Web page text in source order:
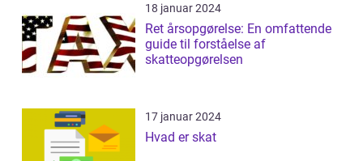
18 januar 2024
Ret årsopgørelse: En omfattende
guide til forståelse af
skatteopgørelsen
17 januar 2024
Hvad er skat